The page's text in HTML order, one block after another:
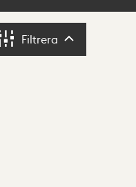
Filtrera Filtrera